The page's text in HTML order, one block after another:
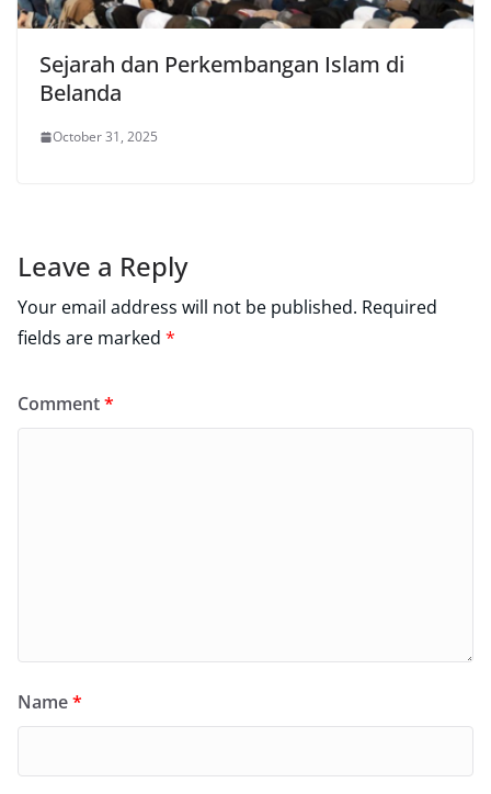
Sejarah dan Perkembangan Islam di
Belanda
October 31, 2025
Leave a Reply
Your email address will not be published. Required
fields are marked *
Comment*
Name*